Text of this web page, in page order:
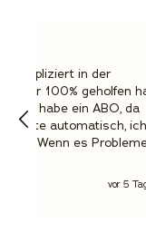
Wirkt! Haar
Weniger